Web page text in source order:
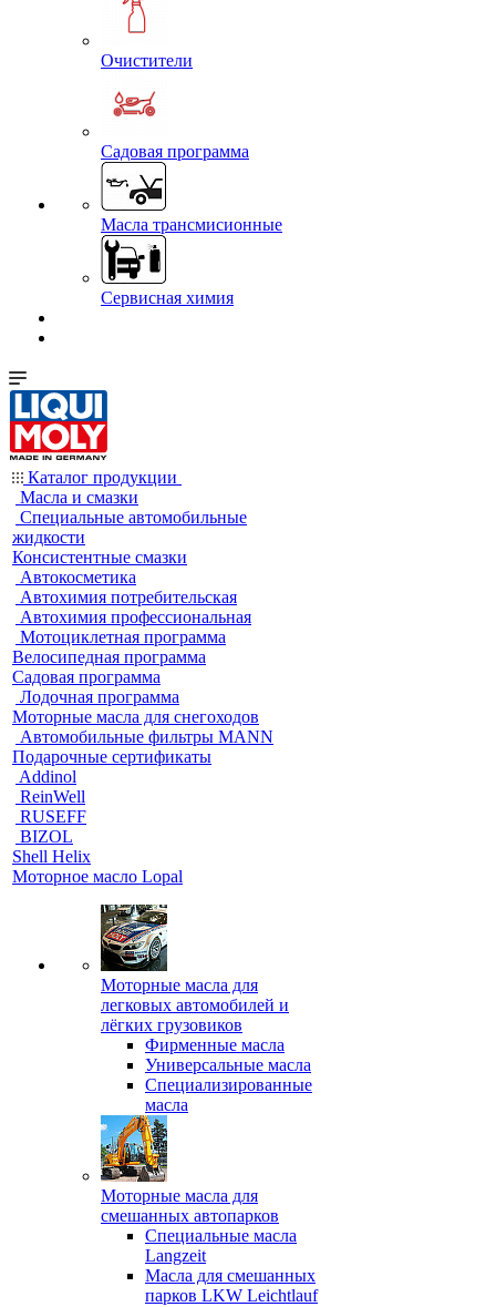
Очистители
Садовая программа
Масла трансмисионные
Сервисная химия
Каталог продукции
Масла и смазки
Специальные автомобильные
жидкости
Консистентные смазки
Автокосметика
Автохимия потребительская
Автохимия профессиональная
Мотоциклетная программа
Велосипедная программа
Садовая программа
Лодочная программа
Моторные масла для снегоходов
Автомобильные фильтры MANN
Подарочные сертификаты
Addinol
ReinWell
RUSEFF
BIZOL
Shell Helix
Моторное масло Lopal
Моторные масла для
легковых автомобилей и
лёгких грузовиков
Фирменные масла
Универсальные масла
Специализированные
масла
Моторные масла для
смешанных автопарков
Специальные масла
Langzeit
Масла для смешанных
парков LKW Leichtlauf